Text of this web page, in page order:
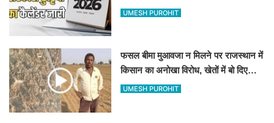
अवकाश, देखें
UMESH PUROHIT
फसल बीमा मुआवजा न मिलने पर राजस्थान में
किसान का अनोखा विरोध, खेतों में बो दिए
500-500 रुपए के नोट, वीडियो वायरल
UMESH PUROHIT